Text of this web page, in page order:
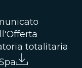
totalitaria